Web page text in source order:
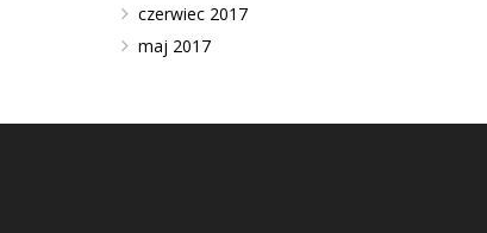
czerwiec 2017
maj 2017